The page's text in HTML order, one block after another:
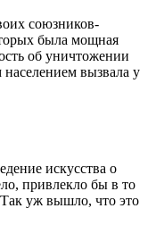
союзников-
была мощная
об уничтожении
вызвала у
искусства о
привлекло бы в то
уж вышло, что это